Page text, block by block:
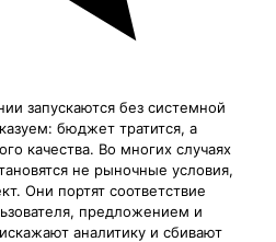
запускаются без системной
бюджет тратится, а
качества. Во многих случаях
не рыночные условия,
Они портят соответствие
предложением и
аналитику и сбивают